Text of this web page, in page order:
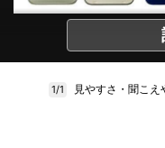
1/1 見やすさ・聞こ